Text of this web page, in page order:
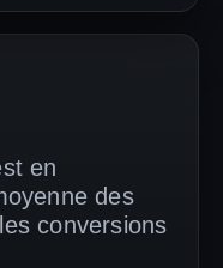
en
des
conversions